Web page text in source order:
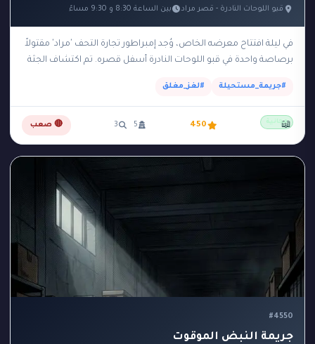
قبو اللوحات النادرة - قصر مراد بين الساعة 8:30 و 9:30 مساءً
في ليلة افتتاح معرضه الخاص، وُجد إمبراطور تجارة التحف 'مراد' مقتولاً
برصاصة واحدة في قبو اللوحات النادرة أسفل قصره. تم اكتشاف الجثة
#جريمة_مستحيلة #لغز_مغلق
مجانية 450
5
3 🔴 صعب 📖
#4550
جريمة النبض الموقوت